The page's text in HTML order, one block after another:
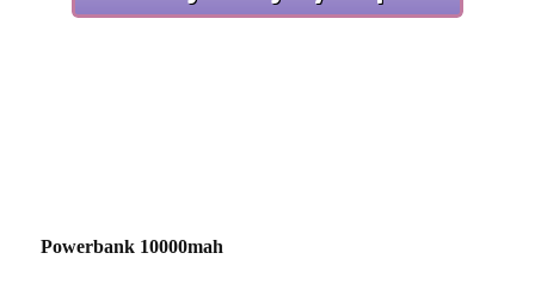
Powerbank 10000mah